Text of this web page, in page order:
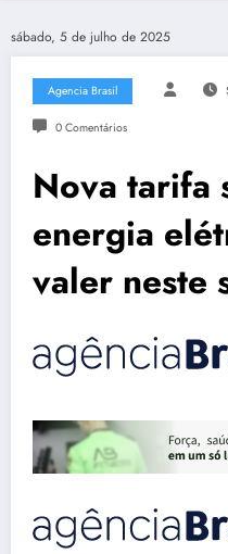
sábado, 5 de julho de 2025
Agencia Brasil
0 Comentários
Nova tarifa
energia
valer neste